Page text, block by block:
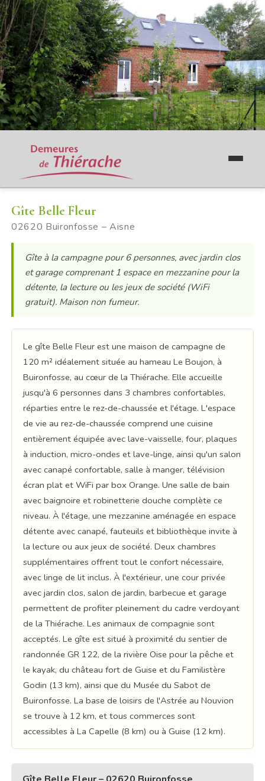
Gîte Belle Fleur
02620 Buironfosse – Aisne
Gîte à la campagne pour 6 personnes, avec jardin clos
et garage comprenant 1 espace en mezzanine pour la
détente, la lecture ou les jeux de société (WiFi
gratuit). Maison non fumeur.
Le gîte Belle Fleur est une maison de campagne de
120 m² idéalement située au hameau Le Boujon, à
Buironfosse, au cœur de la Thiérache. Elle accueille
jusqu'à 6 personnes dans 3 chambres confortables,
réparties entre le rez-de-chaussée et l'étage. L'espace
de vie au rez-de-chaussée comprend une cuisine
entièrement équipée avec lave-vaisselle, four, plaques
à induction, micro-ondes et lave-linge, ainsi qu'un salon
avec canapé confortable, salle à manger, télévision
écran plat et WiFi par box Orange. Une salle de bain
avec baignoire et robinetterie douche complète ce
niveau. À l'étage, une mezzanine aménagée en espace
détente avec canapé, fauteuils et bibliothèque invite à
la lecture ou aux jeux de société. Deux chambres
supplémentaires offrent tout le confort nécessaire,
avec linge de lit inclus. À l'extérieur, une cour privée
avec jardin clos, salon de jardin, barbecue et garage
permettent de profiter pleinement du cadre verdoyant
de la Thiérache. Les animaux de compagnie sont
acceptés. Le gîte est situé à proximité du sentier de
randonnée GR 122, de la rivière Oise pour la pêche et
le kayak, du château fort de Guise et du Familistère
Godin (13 km), ainsi que du Musée du Sabot de
Buironfosse. La base de loisirs de l'Astrée au Nouvion
se trouve à 12 km, et tous commerces sont
accessibles à La Capelle (8 km) ou à Guise (12 km).